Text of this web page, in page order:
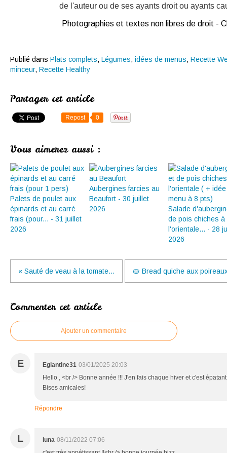
de l'auteur ou de ses ayants droit ou ayants
Photographies et textes non libres de droit -
Publié dans Plats complets, Légumes, idées de menus, Recette
minceur, Recette Healthy
Partager cet article
Repost 0
Vous aimerez aussi :
Palets de poulet aux
épinards et au carré
frais (pour... - 31 juillet
2026
Aubergines farcies au
Beaufort - 30 juillet
2026
Salade
de pois chiches à
l'orientale... - 28
2026
« Sauté de veau à la tomate... 🥧 Bread quiche aux
Commenter cet article
Ajouter un commentaire
E Eglantine31 03/01/2025 20:03
Hello , <br /> Bonne année !!! J'en fais chaque hiver et c'est
Bises amicales!
Répondre
L luna 08/11/2022 07:06